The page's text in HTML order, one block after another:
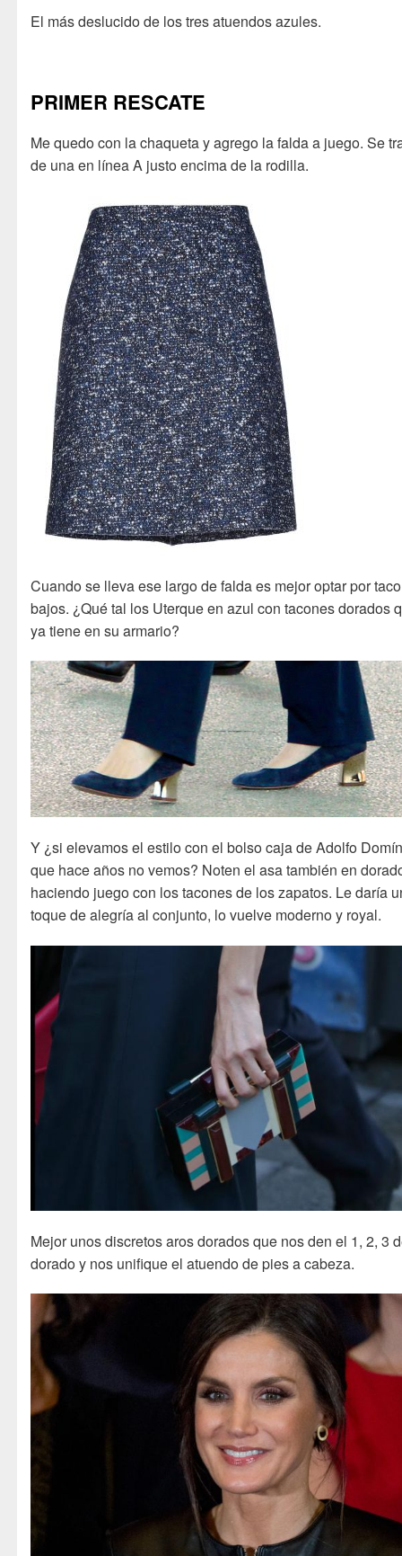
El más deslucido de los tres atuendos azules.
PRIMER RESCATE
Me quedo con la chaqueta y agrego la falda a juego. Se
de una en línea A justo encima de la rodilla.
Cuando se lleva ese largo de falda es mejor optar por
bajos. ¿Qué tal los Uterque en azul con tacones dorados
ya tiene en su armario?
Y ¿si elevamos el estilo con el bolso caja de Adolfo
que hace años no vemos? Noten el asa también en
haciendo juego con los tacones de los zapatos. Le daría
toque de alegría al conjunto, lo vuelve moderno y royal.
Mejor unos discretos aros dorados que nos den el 1, 2, 3
dorado y nos unifique el atuendo de pies a cabeza.